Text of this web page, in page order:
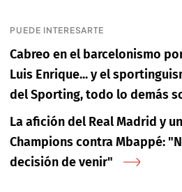
PUEDE INTERESARTE
Cabreo en el barcelonismo
Luis Enrique... y el
del Sporting, todo lo demás
La afición del Real Madrid y
Champions contra Mbappé:
decisión de venir"